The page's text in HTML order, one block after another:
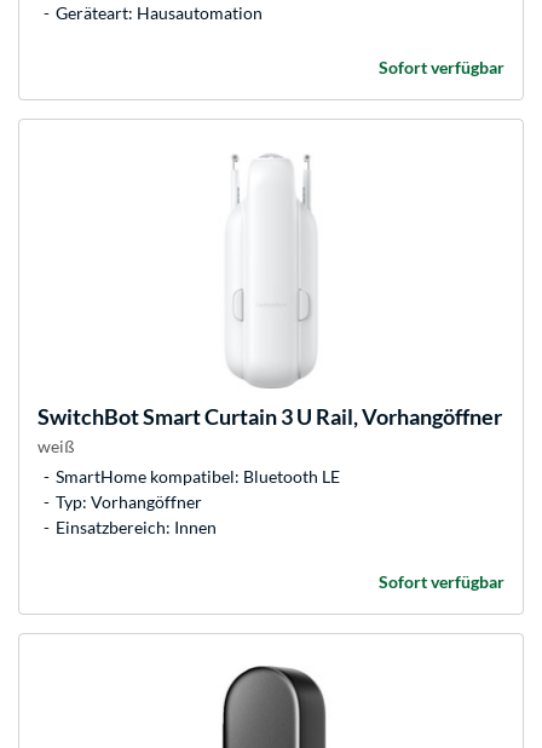
Geräteart: Hausautomation
Sofort verfügbar
SwitchBotSmart Curtain 3 U Rail, Vorhangöffner
weiß
SmartHome kompatibel: Bluetooth LE
Typ: Vorhangöffner
Einsatzbereich: Innen
Sofort verfügbar